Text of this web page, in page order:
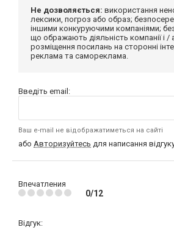
Не дозволяється: використання
лексики, погроз або образ;
іншими конкуруючими компаніями;
що ображають діяльність компанії і /
розміщення посилань на сторонні
реклама та самореклама.
Введіть email:
Ваш e-mail не відображатиметься на сайті
або Авторизуйтесь для написання
Впечатления
0/12
Відгук: